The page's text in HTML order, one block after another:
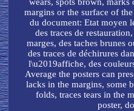
wears, spots brown,
margins or the surface of
du document: Etat moyen
des traces de
marges, des taches brunes
des traces de déchirures
l\u2019affiche, des
Average the posters can
lacks in the margins, some
folds, traces tears in the
poster,